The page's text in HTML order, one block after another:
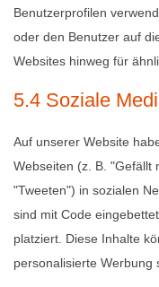
Benutzerprofilen
oder den Benutzer auf
Websites hinweg für
5.4 Soziale
Auf unserer Website
Webseiten (z. B. "Gefällt
"Tweeten") in sozialen
sind mit Code
platziert. Diese Inhalte
personalisierte Werbung